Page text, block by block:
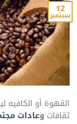
12
سبتمبر
القهوة أو
ثقافات وعادات